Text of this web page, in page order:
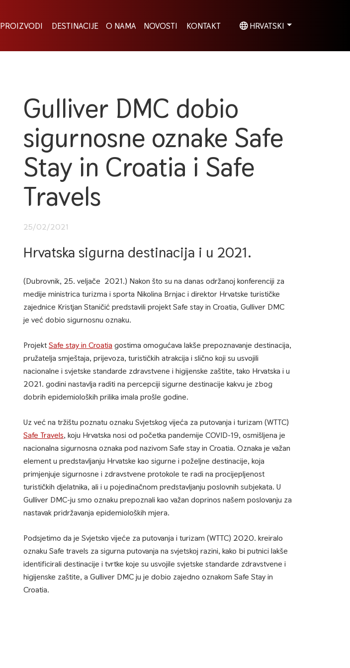
PROIZVODI DESTINACIJE O NAMA NOVOSTI KONTAKT HRVATSKI
Gulliver DMC dobio
sigurnosne oznake Safe
Stay in Croatia i Safe
Travels
25/02/2021
Hrvatska sigurna destinacija i u 2021.
(Dubrovnik, 25. veljače 2021.) Nakon što su na danas održanoj konferenciji za
medije ministrica turizma i sporta Nikolina Brnjac i direktor Hrvatske turističke
zajednice Kristjan Staničić predstavili projekt Safe stay in Croatia, Gulliver DMC
je već dobio sigurnosnu oznaku.
ProjektSafe stay in Croatia gostima omogućava lakše prepoznavanje destinacija,
pružatelja smještaja, prijevoza, turističkih atrakcija i slično koji su usvojili
nacionalne i svjetske standarde zdravstvene i higijenske zaštite, tako Hrvatska i u
2021. godini nastavlja raditi na percepciji sigurne destinacije kakvu je zbog
dobrih epidemioloških prilika imala prošle godine.
Uz već na tržištu poznatu oznaku Svjetskog vijeća za putovanja i turizam (WTTC)
Safe Travels, koju Hrvatska nosi od početka pandemije COVID-19, osmišljena je
nacionalna sigurnosna oznaka pod nazivom Safe stay in Croatia. Oznaka je važan
element u predstavljanju Hrvatske kao sigurne i poželjne destinacije, koja
primjenjuje sigurnosne i zdravstvene protokole te radi na procijepljenost
turističkih djelatnika, ali i u pojedinačnom predstavljanju poslovnih subjekata. U
Gulliver DMC-ju smo oznaku prepoznali kao važan doprinos našem poslovanju za
nastavak pridržavanja epidemioloških mjera.
Podsjetimo da je Svjetsko vijeće za putovanja i turizam (WTTC) 2020. kreiralo
oznaku Safe travels za sigurna putovanja na svjetskoj razini, kako bi putnici lakše
identificirali destinacije i tvrtke koje su usvojile svjetske standarde zdravstvene i
higijenske zaštite, a Gulliver DMC ju je dobio zajedno oznakom Safe Stay in
Croatia.